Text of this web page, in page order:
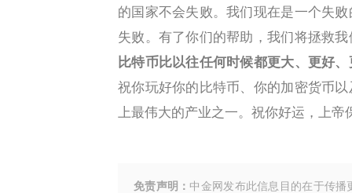
的国家不会失败。我们现在是一个失
失败。有了你们的帮助，我们将拯救
比特币比以往任何时候都更大、更好
祝你玩好你的比特币、你的加密货币
上最伟大的产业之一。祝你好运，上
免责声明： 中金网发布此信息目的在于传